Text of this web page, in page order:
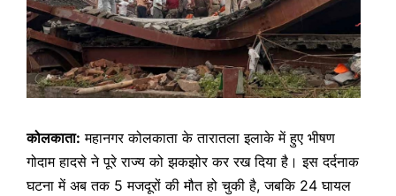
कोलकाता: महानगर कोलकाता के तारातला इलाके में हुए भीषण
गोदाम हादसे ने पूरे राज्य को झकझोर कर रख दिया है। इस दर्दनाक
घटना में अब तक 5 मजदूरों की मौत हो चुकी है, जबकि 24 घायल